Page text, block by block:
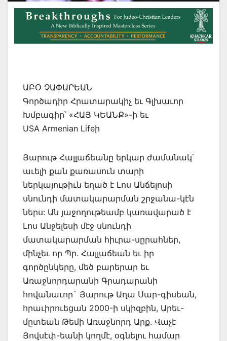
ԱԲՕ ՉԱՓԱՐԵԱՆ
Գործադիր Հրատարակիչ եւ Գլխաւոր
Խմբագիր՝ «ՀԱՅ ԿԵԱՆՔ»-ի եւ
USA Armenian Lifeի
Յարութ Հալլաճեանը երկար ժամանակ՝
աւելի քան քառասուն տարի
ներկայութիւն եղած է Լոս Անճելոսի
սնունդի մատակարարման շրջանա-կէն
ներս: Ան յաջողութեամբ կառավարած է
Լոս Անջելեսի մէջ սնունդի
մատակարարման հիւրա-սըրահներ,
մինչեւ որ Պր. Հալլաճեան եւ իր
գործընկերը, մեծ բարերար եւ
Առաջնորդարանի Գրադարանի
հովանաւոր` Յարութ Աղա Սար-գիսեան,
հրաւիրուեցան 2000-ի սկիզբին, Արեւ-
մըտեան Թեմի Առաջնորդ Արք. Վաչէ
Յովսէփ-եանի կողմէ, օգնելու համար